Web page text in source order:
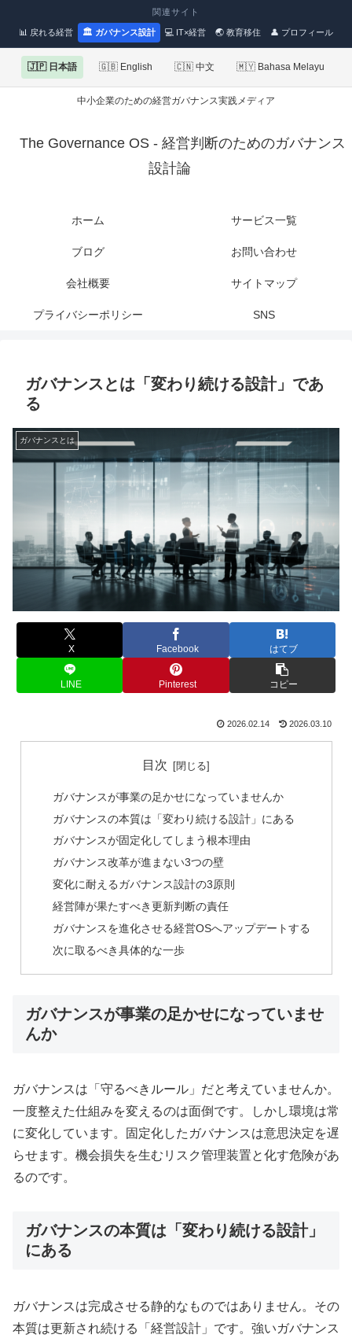
関連サイト
📊 戻れる経営 🏛 ガバナンス設計 💻 IT×経営 🌏 教育移住 👤 プロフィール
🇯🇵 日本語 🇬🇧 English 🇨🇳 中文 🇲🇾 Bahasa Melayu
中小企業のための経営ガバナンス実践メディア
The Governance OS - 経営判断のためのガバナンス
設計論
ホーム サービス一覧
ブログ お問い合わせ
会社概要 サイトマップ
プライバシーポリシー SNS
ガバナンスとは「変わり続ける設計」であ
る
ガバナンスとは
X Facebook はてブ
LINE Pinterest コピー
2026.02.14 2026.03.10
目次
ガバナンスが事業の足かせになっていませんか
ガバナンスの本質は「変わり続ける設計」にある
ガバナンスが固定化してしまう根本理由
ガバナンス改革が進まない3つの壁
変化に耐えるガバナンス設計の3原則
経営陣が果たすべき更新判断の責任
ガバナンスを進化させる経営OSへアップデートする
次に取るべき具体的な一歩
ガバナンスが事業の足かせになっていませ
んか
ガバナンスは「守るべきルール」だと考えていませんか。
一度整えた仕組みを変えるのは面倒です。しかし環境は常
に変化しています。固定化したガバナンスは意思決定を遅
らせます。機会損失を生むリスク管理装置と化す危険があ
るのです。
ガバナンスの本質は「変わり続ける設計」
にある
ガバナンスは完成させる静的なものではありません。その
本質は更新され続ける「経営設計」です。強いガバナンス